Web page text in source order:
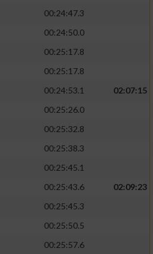
00:24:47.3
00:24:50.0
00:25:17.8
00:25:17.8
00:24:53.1
02:07:15
00:25:26.0
00:25:32.8
00:25:38.3
00:25:45.1
00:25:43.6
02:09:23
00:25:45.3
00:25:50.5
00:25:57.6